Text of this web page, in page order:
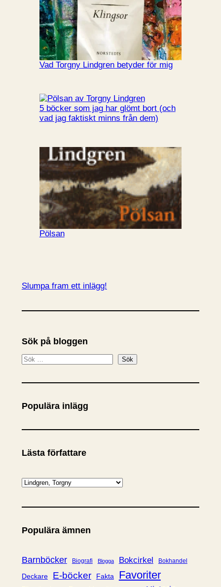
Vad Torgny Lindgren betyder för mig
5 böcker som jag har glömt bort (och
vad jag faktiskt minns från dem)
Pölsan
Slumpa fram ett inlägg!
Sök på bloggen
S
k
Sök
Populära inlägg
Lästa författare
K
t
g
r
i
Populära ämnen
Barnböcker Biografi Blogga Bokcirkel Bokhandel
Deckare E-böcker Fakta Favoriter